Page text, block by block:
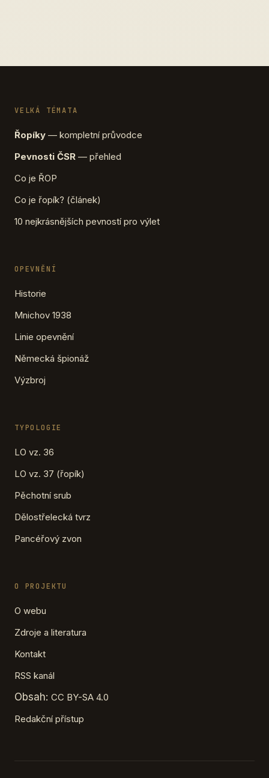
VELKÁ TÉMATA
Řopíky — kompletní průvodce
Pevnosti ČSR — přehled
Co je ŘOP
Co je řopík? (článek)
10 nejkrásnějších pevností pro výlet
OPEVNĚNÍ
Historie
Mnichov 1938
Linie opevnění
Německá špionáž
Výzbroj
TYPOLOGIE
LO vz. 36
LO vz. 37 (řopík)
Pěchotní srub
Dělostřelecká tvrz
Pancéřový zvon
O PROJEKTU
O webu
Zdroje a literatura
Kontakt
RSS kanál
Obsah: CC BY-SA 4.0
Redakční přístup